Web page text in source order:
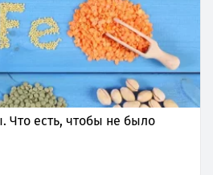
Что есть, чтобы не было